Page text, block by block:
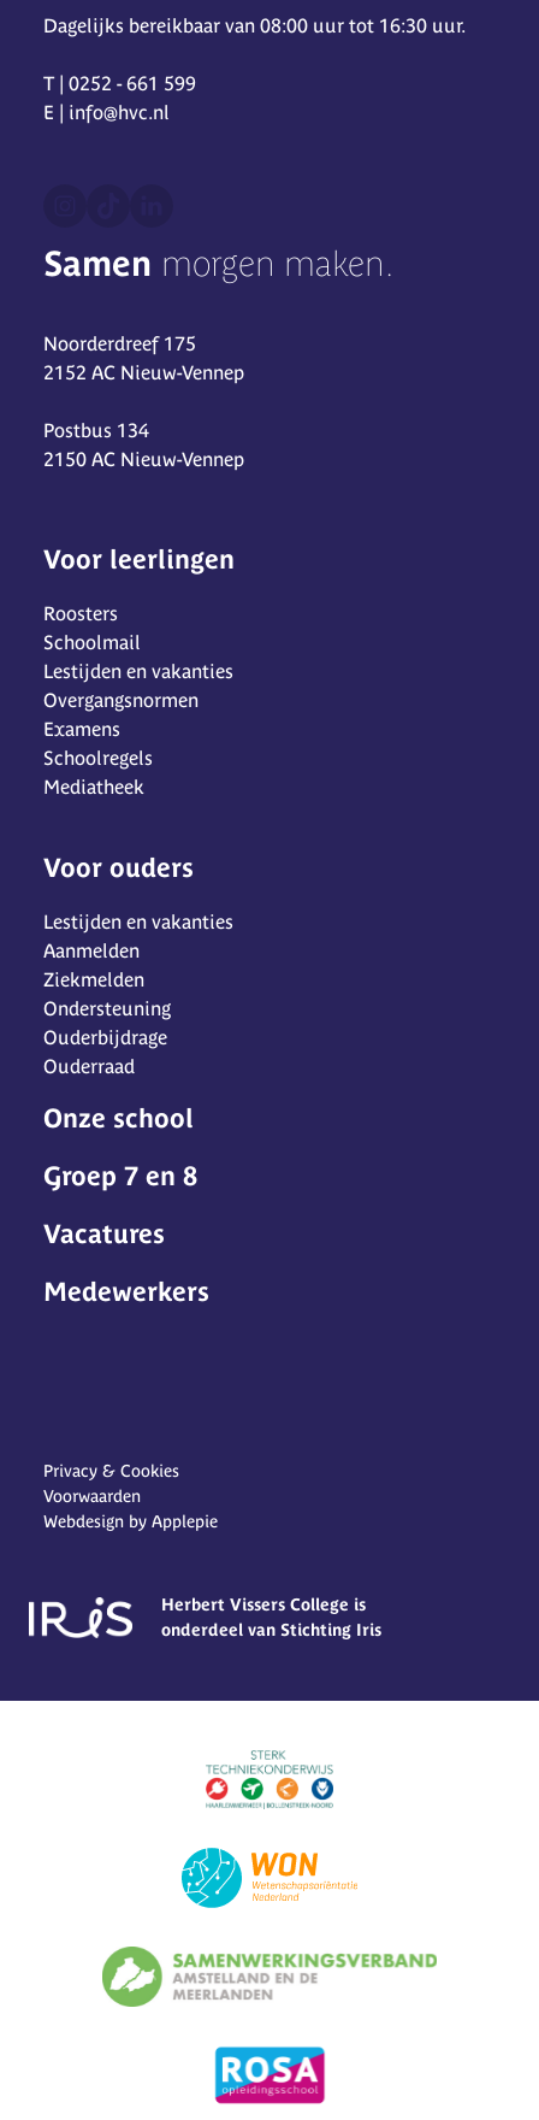
Dagelijks bereikbaar van 08:00 uur tot 16:30 uur.
T | 0252 - 661 599
E | info@hvc.nl
Samen morgen maken.
Noorderdreef 175
2152 AC Nieuw-Vennep
Postbus 134
2150 AC Nieuw-Vennep
Voor leerlingen
Roosters
Schoolmail
Lestijden en vakanties
Overgangsnormen
Examens
Schoolregels
Mediatheek
Voor ouders
Lestijden en vakanties
Aanmelden
Ziekmelden
Ondersteuning
Ouderbijdrage
Ouderraad
Onze school
Groep 7 en 8
Vacatures
Medewerkers
Privacy & Cookies
Voorwaarden
Webdesign by Applepie
Herbert Vissers College is
onderdeel van Stichting Iris